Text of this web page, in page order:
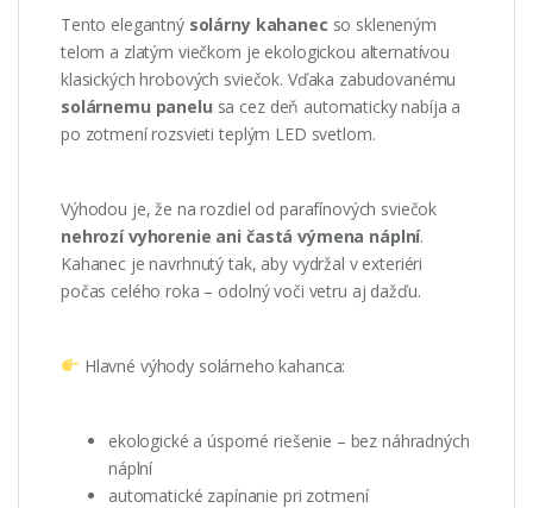
Tento elegantný solárny kahanec so skleneným
telom a zlatým viečkom je ekologickou alternatívou
klasických hrobových sviečok. Vďaka zabudovanému
solárnemu panelu sa cez deň automaticky nabíja a
po zotmení rozsvieti teplým LED svetlom.
Výhodou je, že na rozdiel od parafínových sviečok
nehrozí vyhorenie ani častá výmena náplní.
Kahanec je navrhnutý tak, aby vydržal v exteriéri
počas celého roka – odolný voči vetru aj dažďu.
Hlavné výhody solárneho kahanca:
ekologické a úsporné riešenie – bez náhradných
náplní
automatické zapínanie pri zotmení